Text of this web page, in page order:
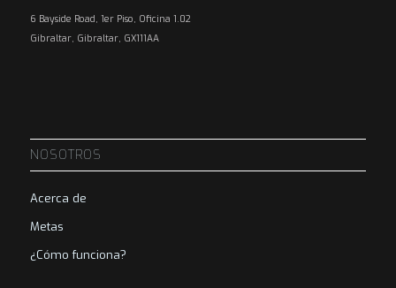
6 Bayside Road, 1er Piso, Oficina 1.02
Gibraltar, Gibraltar, GX111AA
NOSOTROS
Acerca de
Metas
¿Cómo funciona?